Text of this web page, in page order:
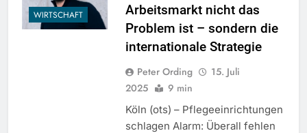
WIRTSCHAFT
Arbeitsmarkt nicht das
Problem ist – sondern die
internationale Strategie
Peter Ording
15. Juli
2025
9 min
Köln (ots) – Pflegeeinrichtungen
schlagen Alarm: Überall fehlen